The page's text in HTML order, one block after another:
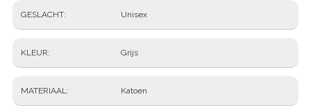
GESLACHT Unisex
KLEUR Grijs
MATERIAAL Katoen